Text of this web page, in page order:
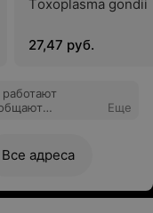
Тoxoplasma gondii
27,47 руб.
Еще
Все адреса